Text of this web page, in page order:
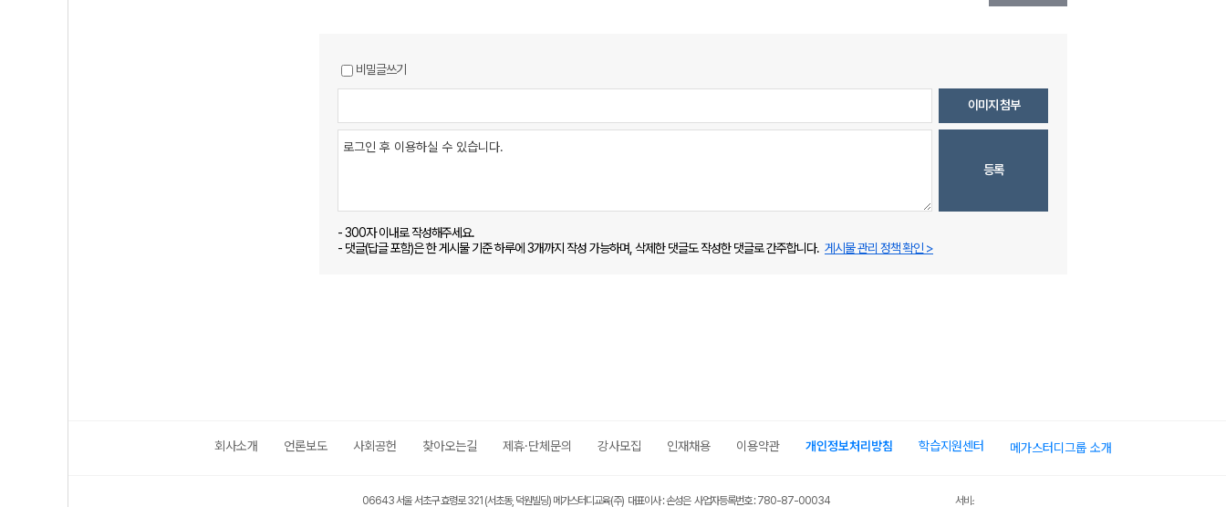
비밀글쓰기
이미지 첨부
등록
- 300자 이내로 작성해주세요.
- 댓글(답글 포함)은 한 게시물 기준 하루에 3개까지 작성 가능하며, 삭제한 댓글도 작성한 댓글로 간주합니다. 게시물 관리 정책 확인 >
회사소개 언론보도 사회공헌 찾아오는길 제휴·단체문의 강사모집 인재채용 이용약관 개인정보처리방침 학습지원센터 메가스터디그룹 소개
06643 서울 서초구 효령로 321 (서초동, 덕원빌딩) 메가스터디교육(주) 대표이사 : 손성은 사업자등록번호 : 780-87-00034 서비스 가입사실 확인